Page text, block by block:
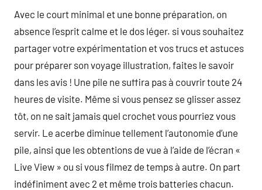
Avec le court minimal et une bonne préparation, on
absence l’esprit calme et le dos léger. si vous souhaitez
partager votre expérimentation et vos trucs et astuces
pour préparer son voyage illustration, faites le savoir
dans les avis ! Une pile ne suffira pas à couvrir toute 24
heures de visite. Même si vous pensez se glisser assez
tôt, on ne sait jamais quel crochet vous pourriez vous
servir. Le acerbe diminue tellement l’autonomie d’une
pile, ainsi que les obtentions de vue à l’aide de l’écran «
Live View » ou si vous filmez de temps à autre. On part
indéfiniment avec 2 et même trois batteries chacun.